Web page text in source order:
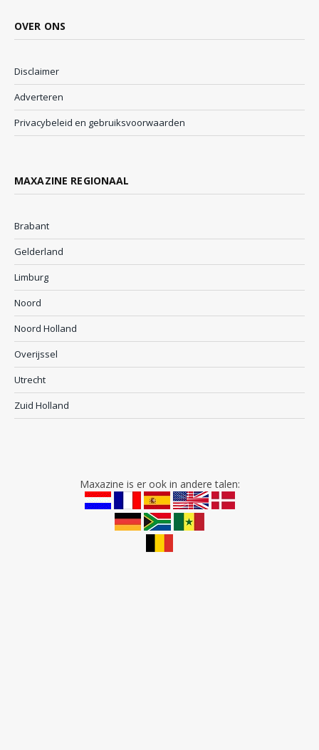
OVER ONS
Disclaimer
Adverteren
Privacybeleid en gebruiksvoorwaarden
MAXAZINE REGIONAAL
Brabant
Gelderland
Limburg
Noord
Noord Holland
Overijssel
Utrecht
Zuid Holland
Maxazine is er ook in andere talen: